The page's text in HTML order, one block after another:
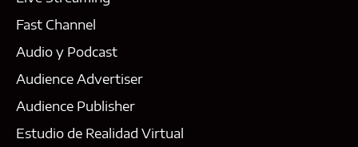
Fast Channel
Audio y Podcast
Audience Advertiser
Audience Publisher
Estudio de Realidad Virtual